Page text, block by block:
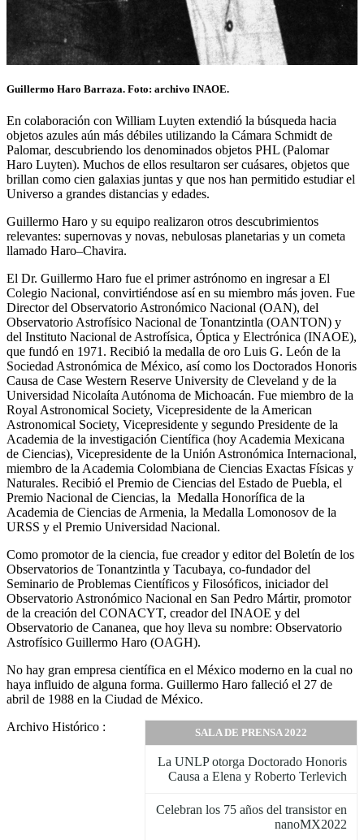
Guillermo Haro Barraza. Foto: archivo INAOE.
En colaboración con William Luyten extendió la búsqueda hacia
objetos azules aún más débiles utilizando la Cámara Schmidt de
Palomar, descubriendo los denominados objetos PHL (Palomar
Haro Luyten). Muchos de ellos resultaron ser cuásares, objetos que
brillan como cien galaxias juntas y que nos han permitido estudiar el
Universo a grandes distancias y edades.
Guillermo Haro y su equipo realizaron otros descubrimientos
relevantes: supernovas y novas, nebulosas planetarias y un cometa
llamado Haro–Chavira.
El Dr. Guillermo Haro fue el primer astrónomo en ingresar a El
Colegio Nacional, convirtiéndose así en su miembro más joven. Fue
Director del Observatorio Astronómico Nacional (OAN), del
Observatorio Astrofísico Nacional de Tonantzintla (OANTON) y
del Instituto Nacional de Astrofísica, Óptica y Electrónica (INAOE),
que fundó en 1971. Recibió la medalla de oro Luis G. León de la
Sociedad Astronómica de México, así como los Doctorados Honoris
Causa de Case Western Reserve University de Cleveland y de la
Universidad Nicolaíta Autónoma de Michoacán. Fue miembro de la
Royal Astronomical Society, Vicepresidente de la American
Astronomical Society, Vicepresidente y segundo Presidente de la
Academia de la investigación Científica (hoy Academia Mexicana
de Ciencias), Vicepresidente de la Unión Astronómica Internacional,
miembro de la Academia Colombiana de Ciencias Exactas Físicas y
Naturales. Recibió el Premio de Ciencias del Estado de Puebla, el
Premio Nacional de Ciencias, la Medalla Honorífica de la
Academia de Ciencias de Armenia, la Medalla Lomonosov de la
URSS y el Premio Universidad Nacional.
Como promotor de la ciencia, fue creador y editor del Boletín de los
Observatorios de Tonantzintla y Tacubaya, co-fundador del
Seminario de Problemas Científicos y Filosóficos, iniciador del
Observatorio Astronómico Nacional en San Pedro Mártir, promotor
de la creación del CONACYT, creador del INAOE y del
Observatorio de Cananea, que hoy lleva su nombre: Observatorio
Astrofísico Guillermo Haro (OAGH).
No hay gran empresa científica en el México moderno en la cual no
haya influido de alguna forma. Guillermo Haro falleció el 27 de
abril de 1988 en la Ciudad de México.
SALA DE PRENSA 2022
La UNLP otorga Doctorado Honoris
Causa a Elena y Roberto Terlevich
Celebran los 75 años del transistor en
nanoMX2022
Archivo Histórico :